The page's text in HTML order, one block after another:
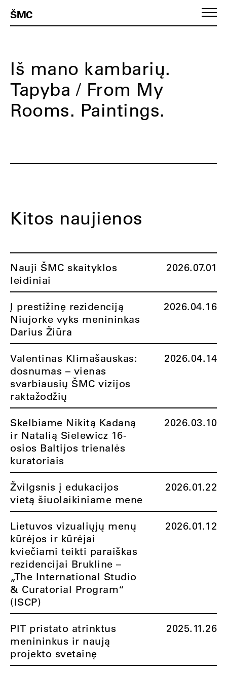
ŠMC
Iš mano kambarių.
Tapyba / From My
Rooms. Paintings.
Kitos naujienos
Nauji ŠMC skaityklos
leidiniai
2026.07.01
Į prestižinę rezidenciją
Niujorke vyks menininkas
Darius Žiūra
2026.04.16
Valentinas Klimašauskas:
dosnumas – vienas
svarbiausių ŠMC vizijos
raktažodžių
2026.04.14
Skelbiame Nikitą Kadaną
ir Natalią Sielewicz 16-
osios Baltijos trienalės
kuratoriais
2026.03.10
Žvilgsnis į edukacijos
vietą šiuolaikiniame mene
2026.01.22
Lietuvos vizualiųjų menų
kūrėjos ir kūrėjai
kviečiami teikti paraiškas
rezidencijai Brukline –
„The International Studio
& Curatorial Program“
(ISCP)
2026.01.12
PIT pristato atrinktus
menininkus ir naują
projekto svetainę
2025.11.26